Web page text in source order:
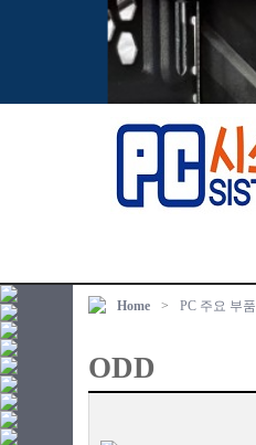
Home > PC 주요 부품
ODD